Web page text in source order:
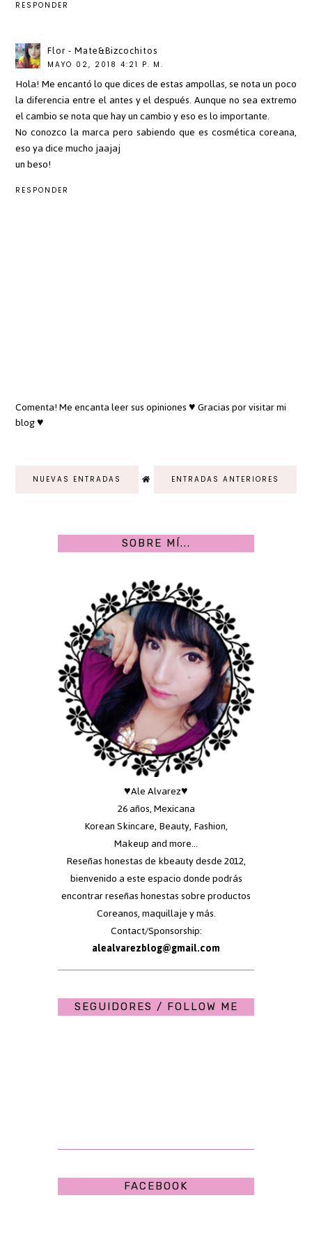
RESPONDER
Flor - Mate&Bizcochitos
MAYO 02, 2018 4:21 P. M.
Hola! Me encantó lo que dices de estas ampollas, se nota un poco
la diferencia entre el antes y el después. Aunque no sea extremo
el cambio se nota que hay un cambio y eso es lo importante.
No conozco la marca pero sabiendo que es cosmética coreana,
eso ya dice mucho jaajaj
un beso!
RESPONDER
Comenta! Me encanta leer sus opiniones ♥ Gracias por visitar mi
blog ♥
NUEVAS ENTRADAS ENTRADAS ANTERIORES
SOBRE MÍ...
♥Ale Alvarez♥
26 años, Mexicana
Korean Skincare, Beauty, Fashion,
Makeup and more...
Reseñas honestas de kbeauty desde 2012,
bienvenido a este espacio donde podrás
encontrar reseñas honestas sobre productos
Coreanos, maquillaje y más.
Contact/Sponsorship:
alealvarezblog@gmail.com
SEGUIDORES / FOLLOW ME
FACEBOOK